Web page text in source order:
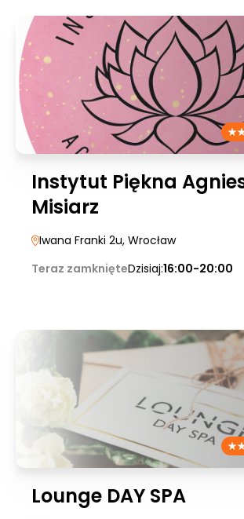
Instytut Piękna
Misiarz
Iwana Franki 2u, Wrocław
Teraz zamknięteDzisiaj:16:00-20:00
Lounge DAY SPA